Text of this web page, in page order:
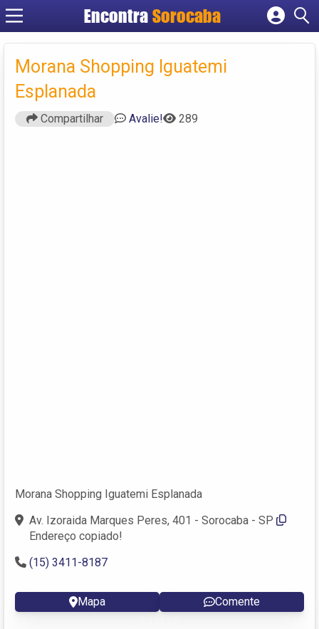
EncontraSorocaba
Cadastrar empresa
Criar conta
Morana Shopping Iguatemi
Esplanada
Compartilhar Avalie! 289
Morana Shopping Iguatemi Esplanada
Av. Izoraida Marques Peres, 401 - Sorocaba - SP
Endereço copiado!
(15) 3411-8187
Mapa Comente